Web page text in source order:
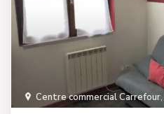
Centre commercial Carrefour,